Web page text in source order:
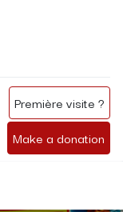
Make a donation
Première visite ?